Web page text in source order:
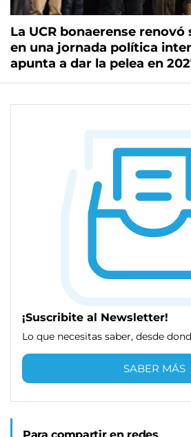
La UCR bonaerense
en una jornada política
apunta a dar la pelea en
¡Suscribite al Newsletter!
Lo que necesitas saber, desde
SABER MÁS